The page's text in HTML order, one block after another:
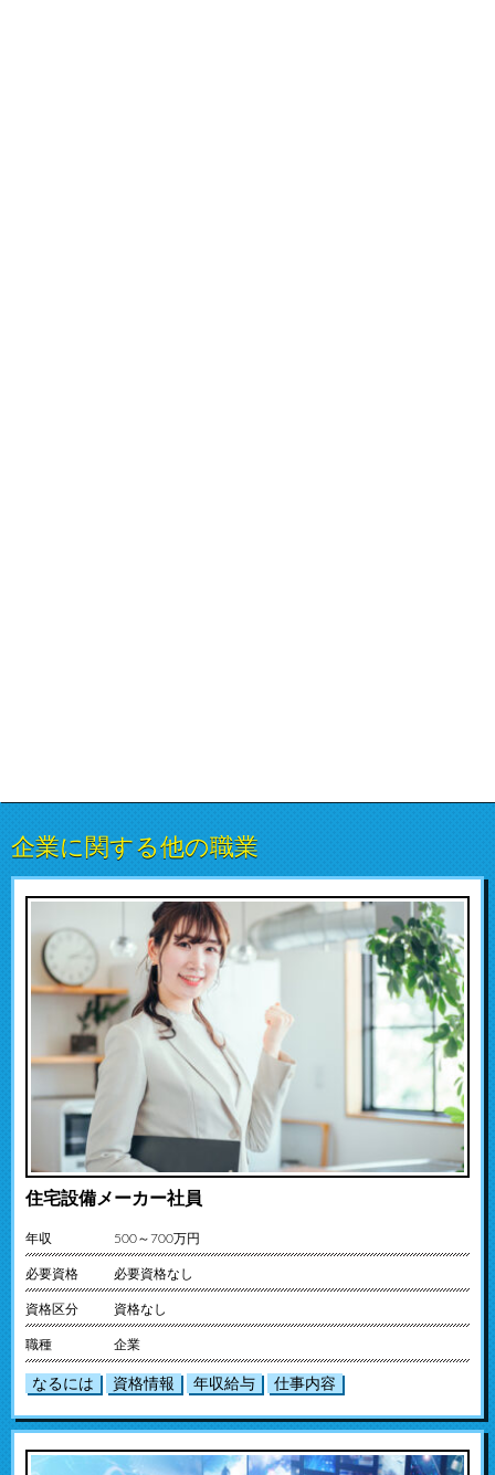
企業に関する他の職業
住宅設備メーカー社員
年収 500～700万円
必要資格 必要資格なし
資格区分 資格なし
職種 企業
なるには 資格情報 年収給与 仕事内容